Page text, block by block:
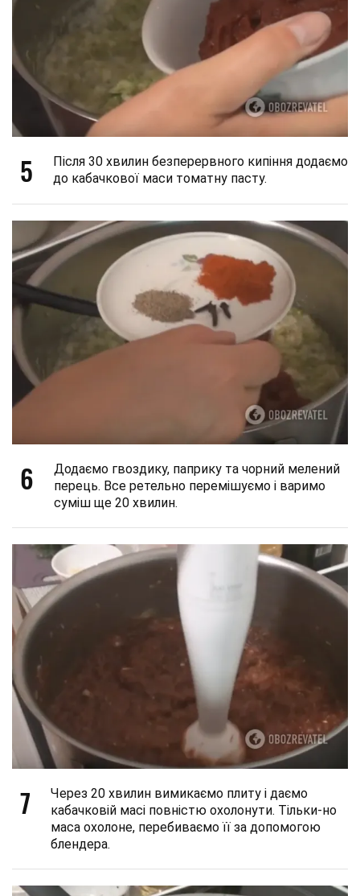
5
Після 30 хвилин безперервного кипіння додаємо
до кабачкової маси томатну пасту.
6
Додаємо гвоздику, паприку та чорний мелений
перець. Все ретельно перемішуємо і варимо
суміш ще 20 хвилин.
7
Через 20 хвилин вимикаємо плиту і даємо
кабачковій масі повністю охолонути. Тільки-но
маса охолоне, перебиваємо її за допомогою
блендера.